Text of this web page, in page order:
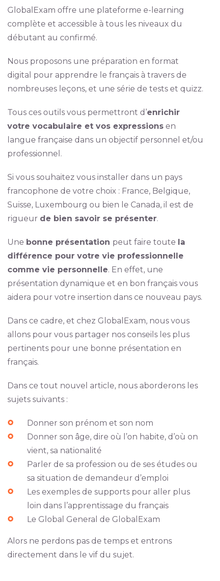
GlobalExam offre une plateforme e-learning
complète et accessible à tous les niveaux du
débutant au confirmé.
Nous proposons une préparation en format
digital pour apprendre le français à travers de
nombreuses leçons, et une série de tests et quizz.
Tous ces outils vous permettront d’enrichir
votre vocabulaire et vos expressionsen
langue française dans un objectif personnel et/ou
professionnel.
Si vous souhaitez vous installer dans un pays
francophone de votre choix : France, Belgique,
Suisse, Luxembourg ou bien le Canada, il est de
rigueur de bien savoir se présenter.
Une bonne présentation peut faire toute la
différence pour votre vie professionnelle
comme vie personnelle. En effet, une
présentation dynamique et en bon français vous
aidera pour votre insertion dans ce nouveau pays.
Dans ce cadre, et chez GlobalExam, nous vous
allons pour vous partager nos conseils les plus
pertinents pour une bonne présentation en
français.
Dans ce tout nouvel article, nous aborderons les
sujets suivants :
Donner son prénom et son nom
Donner son âge, dire où l’on habite, d’où on
vient, sa nationalité
Parler de sa profession ou de ses études ou
sa situation de demandeur d’emploi
Les exemples de supports pour aller plus
loin dans l’apprentissage du français
Le Global General de GlobalExam
Alors ne perdons pas de temps et entrons
directement dans le vif du sujet.